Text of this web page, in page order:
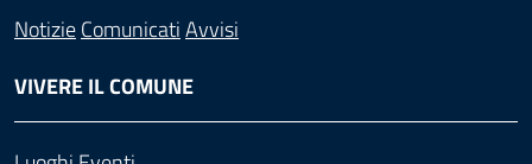
NotizieComunicatiAvvisi
VIVERE IL COMUNE